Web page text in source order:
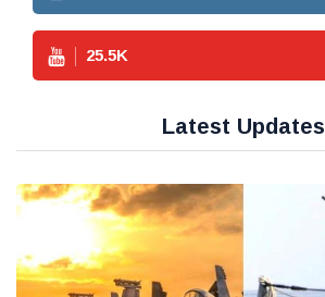
25.5K
Latest Updates